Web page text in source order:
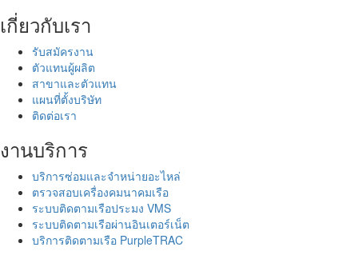
เกี่ยวกับเรา
รับสมัครงาน
ตัวแทนผู้ผลิต
สาขาและตัวแทน
แผนที่ตั้งบริษัท
ติดต่อเรา
งานบริการ
บริการซ่อมและจำหน่ายอะไหล่
ตรวจสอบเครื่องคมนาคมเรือ
ระบบติดตามเรือประมง VMS
ระบบติดตามเรือผ่านอินเตอร์เน็ต
บริการติดตามเรือ PurpleTRAC